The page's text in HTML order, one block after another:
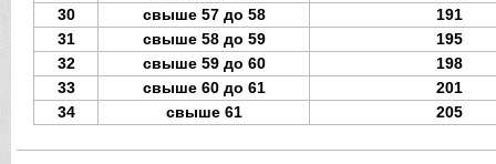
30
свыше 57 до 58
191
31
свыше 58 до 59
195
32
свыше 59 до 60
198
33
свыше 60 до 61
201
34
свыше 61 205